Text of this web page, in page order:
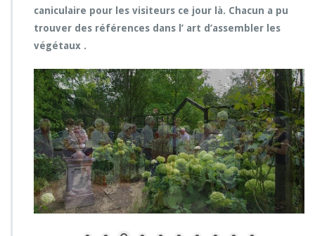
caniculaire pour les visiteurs ce jour là. Chacun a pu
trouver des références dans l’ art d’assembler les
végétaux .